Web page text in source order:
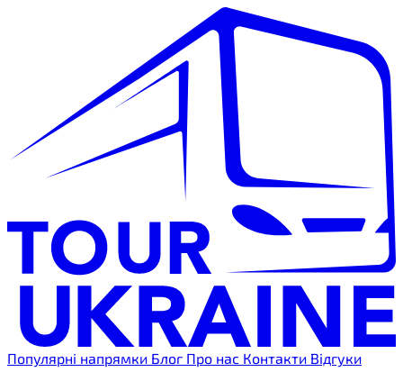
Популярні напрямки Блог Про нас Контакти Відгуки